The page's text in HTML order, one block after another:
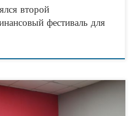
второй
фестиваль для